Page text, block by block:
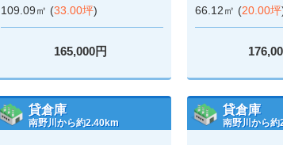
109.09㎡ (33.00坪)
165,000円
66.12㎡ (20.00坪
貸倉庫
南野川から約2.40km
貸倉庫
南野川から